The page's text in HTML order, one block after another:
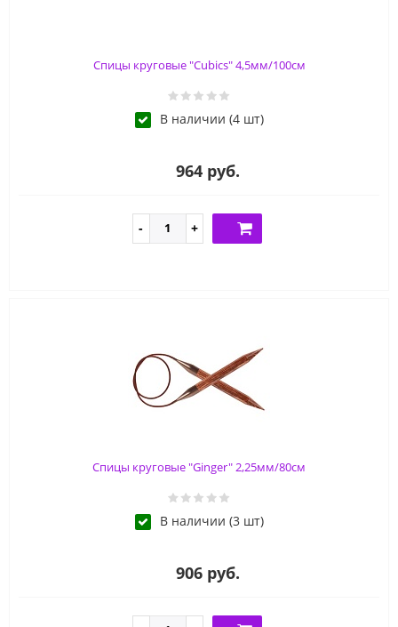
Спицы круговые "Cubics" 4,5мм/100см
В наличии (4 шт)
964 руб.
Спицы круговые "Ginger" 2,25мм/80см
В наличии (3 шт)
906 руб.